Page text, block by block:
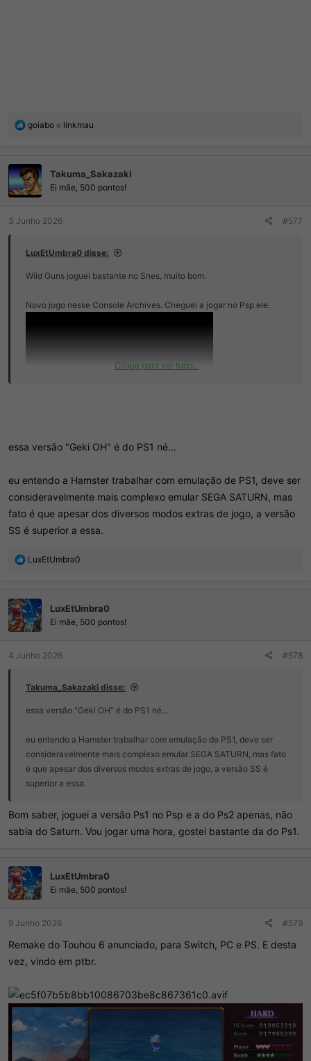
R
õ
e
s
goiabo e linkmau
Takuma_Sakazaki
Ei mãe, 500 pontos!
3 Junho 2026 #577
LuxEtUmbra0 disse:
Wild Guns joguei bastante no Snes, muito bom.
Novo jogo nesse Console Archives. Cheguei a jogar no Psp ele.
"Geki-Oh ShienRyu" was released by Warashi in
game, you must take down waves of enemy forces
and colossal war machines attacking with relentless
fury.“Shoot and dodge” gameplay at its absolute
peak! Counter them with your own overwhelming...
Clique para ver tudo...
essa versão "Geki OH" é do PS1 né...
eu entendo a Hamster trabalhar com emulação de PS1, deve ser
consideravelmente mais complexo emular SEGA SATURN, mas
fato é que apesar dos diversos modos extras de jogo, a versão
SS é superior a essa.
R
õ
e
s
LuxEtUmbra0
LuxEtUmbra0
Ei mãe, 500 pontos!
4 Junho 2026 #578
Takuma_Sakazaki disse:
essa versão "Geki OH" é do PS1 né...
eu entendo a Hamster trabalhar com emulação de PS1, deve ser
consideravelmente mais complexo emular SEGA SATURN, mas fato
é que apesar dos diversos modos extras de jogo, a versão SS é
superior a essa.
Bom saber, joguei a versão Ps1 no Psp e a do Ps2 apenas, não
sabia do Saturn. Vou jogar uma hora, gostei bastante da do Ps1.
LuxEtUmbra0
Ei mãe, 500 pontos!
9 Junho 2026 #579
Remake do Touhou 6 anunciado, para Switch, PC e PS. E desta
vez, vindo em ptbr.